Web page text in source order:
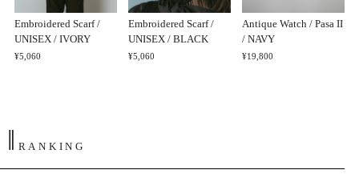
Embroidered Scarf /
UNISEX / IVORY
¥5,060
Embroidered Scarf /
UNISEX / BLACK
¥5,060
Antique Watch / Pasa II
/ NAVY
¥19,800
‖ RANKING